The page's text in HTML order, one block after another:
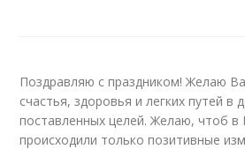
Поздравляю с праздником! Желаю
счастья, здоровья и легких путей в
поставленных целей. Желаю, чтоб
происходили только позитивные